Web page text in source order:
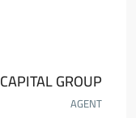
CAPITAL GROUP
AGENT